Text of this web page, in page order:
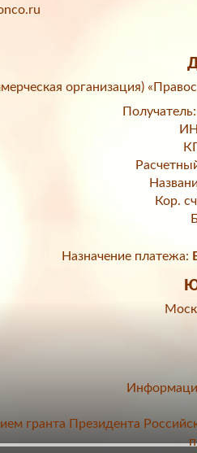
организация)
Получатель:
Кор.
Назначение платежа:
гранта Президента